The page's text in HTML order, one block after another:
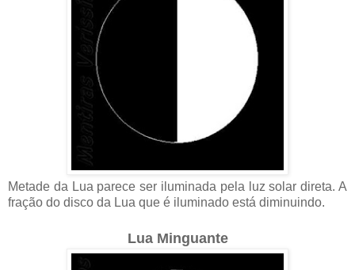
Metade da Lua parece ser iluminada pela luz solar direta. A
fração do disco da Lua que é iluminado está diminuindo.
Lua Minguante